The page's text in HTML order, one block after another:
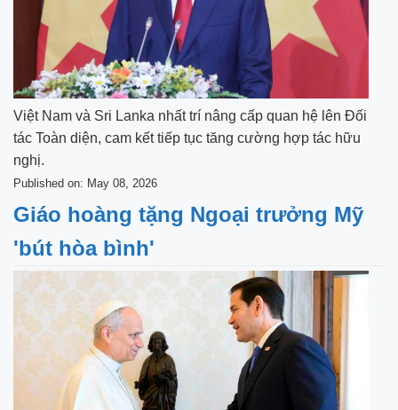
Việt Nam và Sri Lanka nhất trí nâng cấp quan hệ lên Đối
tác Toàn diện, cam kết tiếp tục tăng cường hợp tác hữu
nghị.
Published on: May 08, 2026
Giáo hoàng tặng Ngoại trưởng Mỹ
'bút hòa bình'